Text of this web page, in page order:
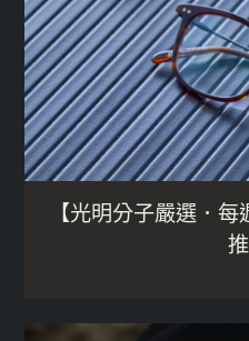
【光明分子嚴選．